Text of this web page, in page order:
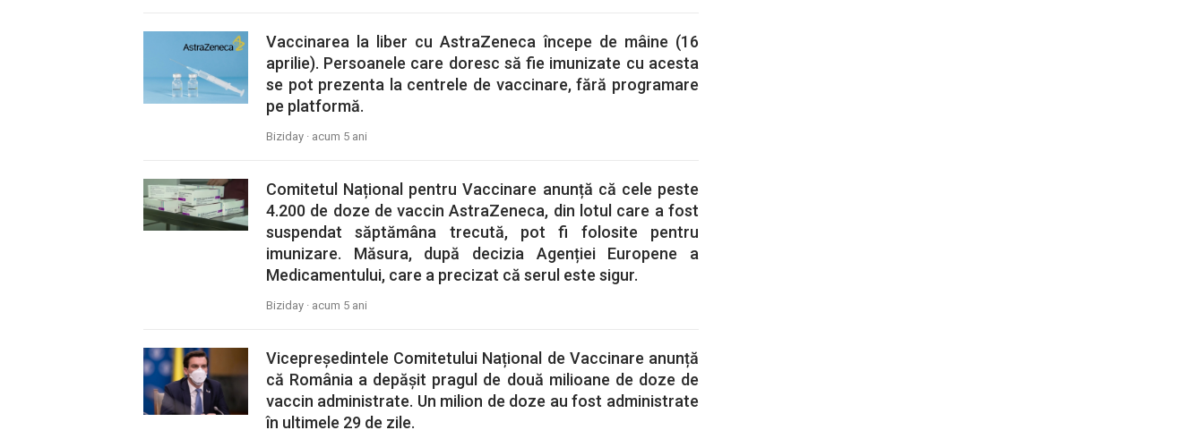
Vaccinarea la liber cu AstraZeneca începe de mâine (16
aprilie). Persoanele care doresc să fie imunizate cu acesta
se pot prezenta la centrele de vaccinare, fără programare
pe platformă.
Biziday · acum 5 ani
Comitetul Național pentru Vaccinare anunță că cele peste
4.200 de doze de vaccin AstraZeneca, din lotul care a fost
suspendat săptămâna trecută, pot fi folosite pentru
imunizare. Măsura, după decizia Agenției Europene a
Medicamentului, care a precizat că serul este sigur.
Biziday · acum 5 ani
Vicepreședintele Comitetului Național de Vaccinare anunță
că România a depășit pragul de două milioane de doze de
vaccin administrate. Un milion de doze au fost administrate
în ultimele 29 de zile.